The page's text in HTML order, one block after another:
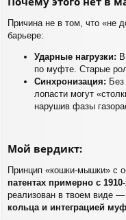
Причина не в том, что «не
барьере:
Ударные нагрузки:
по муфте. Старые
Синхронизация:
лопасти могут
нарушив фазы
Мой вердикт:
Принцип «кошки-мышки» с
патентах примерно с
реализован в твоем виде —
кольца и интеграцией